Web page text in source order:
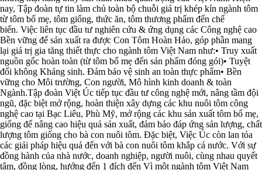
nay, Tập đoàn tự tin làm chủ toàn bộ chuỗi giá trị khép kín ngành tôm
từ tôm bố mẹ, tôm giống, thức ăn, tôm thương phẩm đến chế
biến. Việc liên tục đầu tư nghiên cứu & ứng dụng các Công nghệ cao
Bền vững để sản xuất ra được Con Tôm Hoàn Hảo, góp phần mang
lại giá trị gia tăng thiết thực cho ngành tôm Việt Nam như:• Truy xuất
nguồn gốc hoàn toàn (từ tôm bố mẹ đến sản phẩm đóng gói)• Tuyệt
đối không Kháng sinh. Đảm bảo vệ sinh an toàn thực phẩm• Bền
vững cho Môi trường, Con người, Mô hình kinh doanh & toàn
Ngành.Tập đoàn Việt Úc tiếp tục đầu tư công nghệ mới, nâng tầm đội
ngũ, đặc biệt mở rộng, hoàn thiện xây dựng các khu nuôi tôm công
nghệ cao tại Bạc Liêu, Phù Mỹ, mở rộng các khu sản xuất tôm bố mẹ,
giống để nâng cao hiệu quả sản xuất, đảm bảo đáp ứng sản lượng, chất
lượng tôm giống cho bà con nuôi tôm. Đặc biệt, Việc Úc còn lan tỏa
các giải pháp hiệu quả đến với bà con nuôi tôm khắp cả nước. Với sự
đồng hành của nhà nước, doanh nghiệp, người nuôi, cùng nhau quyết
tâm, đồng lòng, hướng đến 1 đích đến Vì một ngành tôm Việt Nam